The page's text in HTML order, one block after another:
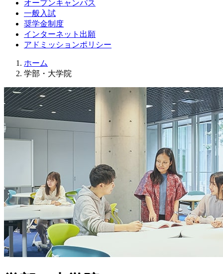
オープンキャンパス
一般入試
奨学金制度
インターネット出願
アドミッションポリシー
ホーム
学部・大学院